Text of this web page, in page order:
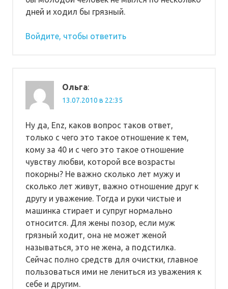
дней и ходил бы грязный.
Войдите, чтобы ответить
Ольга:
13.07.2010 в 22:35
Ну да, Enz, каков вопрос таков ответ,
только с чего это такое отношение к тем,
кому за 40 и с чего это такое отношение
чувству любви, которой все возрасты
покорны? Не важно сколько лет мужу и
сколько лет живут, важно отношение друг к
другу и уважение. Тогда и руки чистые и
машинка стирает и супруг нормально
относится. Для жены позор, если муж
грязный ходит, она не может женой
называться, это не жена, а подстилка.
Сейчас полно средств для очистки, главное
пользоваться ими не лениться из уважения к
себе и другим.